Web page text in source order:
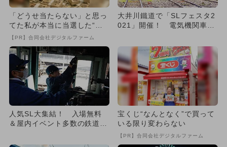
「どうせ当たらない」と思っ
てた私が本当に当選した“買
い方”がこれ
【PR】合同会社デジタルファーム
大井川鐵道で「SLフェスタ2
021」開催！ 電気機関車の
人気SL大集結！ 入場無料
＆屋内イベント多数の鉄道フ
宝くじ“なんとなく”で買って
いる限り変わらない
【PR】合同会社デジタルファーム